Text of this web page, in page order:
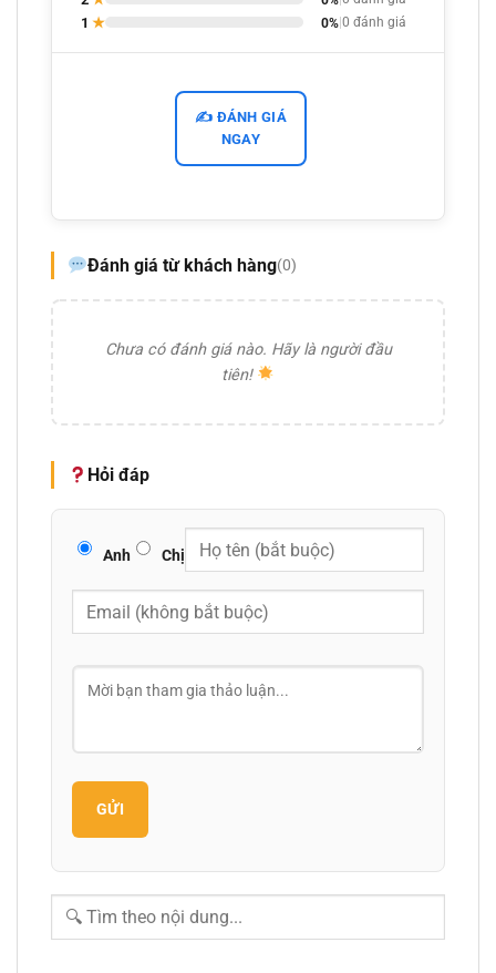
1 ★ 0% 0 đánh giá
✍️ ĐÁNH GIÁ
NGAY
Đánh giá từ khách hàng(0)
Chưa có đánh giá nào. Hãy là người đầu
tiên!
Hỏi đáp
Anh Chị
GỬI